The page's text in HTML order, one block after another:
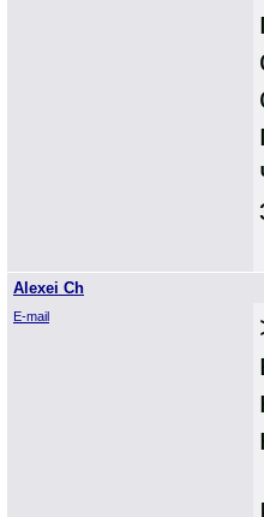
Alexei Ch
E-mail